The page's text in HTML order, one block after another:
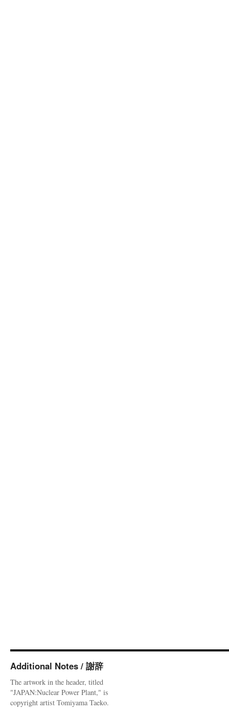
Additional Notes / 謝辞
The artwork in the header, titled
"JAPAN:Nuclear Power Plant," is
copyright artist Tomiyama Taeko.